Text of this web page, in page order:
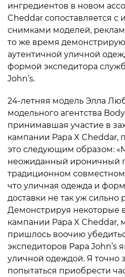
ингредиентов в новом
Cheddar сопоставляется
снимками моделей,
то же время
аутентичной уличной
формой экспедитора
John’s.
24-летняя модель Элла
модельного агентства
принимавшая участие в
кампании Papa X Cheddar,
это следующим образом:
неожиданный ироничный
традиционном
что уличная одежда и
доставки не так уж сильно
Демонстрируя некоторые
кампании Papa X Cheddar,
пришлось воочию
экспедиторов Papa John’s
уличной одеждой. Я точно
попытаться приобрести